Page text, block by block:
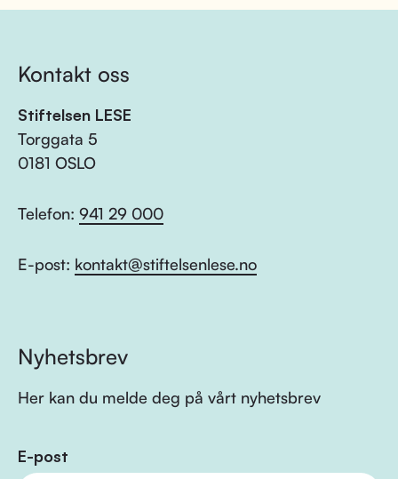
Kontakt oss
Stiftelsen LESE
Torggata 5
0181 OSLO
Telefon: 941 29 000
E-post: kontakt@stiftelsenlese.no
Nyhetsbrev
Her kan du melde deg på vårt nyhetsbrev
E-post